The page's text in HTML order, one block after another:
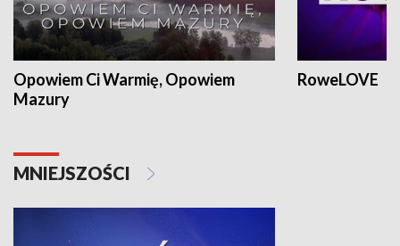
Opowiem Ci Warmię, Opowiem
Mazury
RoweLOVE
MNIEJSZOŚCI